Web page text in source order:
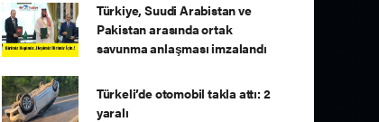
Türkiye, Suudi Arabistan ve
Pakistan arasında ortak
savunma anlaşması imzalandı
Türkeli’de otomobil takla attı: 2
yaralı